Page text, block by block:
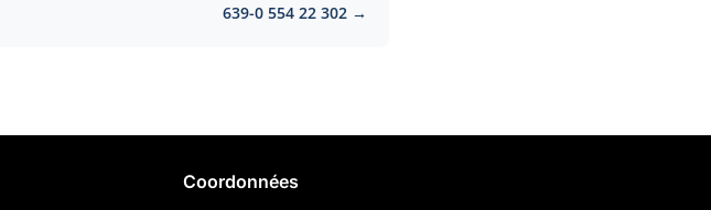
639-0 554 22 302 →
Coordonnées